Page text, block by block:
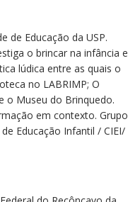
de Educação da USP.
o brincar na infância e
lúdica entre as quais o
no LABRIMP; O
o Museu do Brinquedo.
em contexto. Grupo
Educação Infantil / CIEI/